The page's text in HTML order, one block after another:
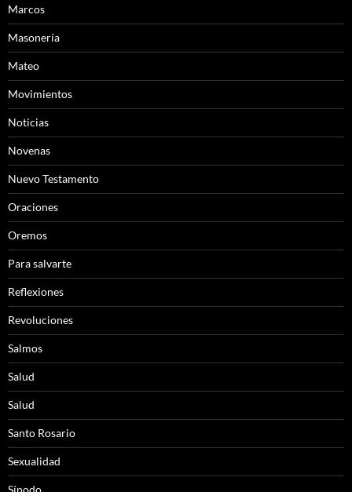
Marcos
Masonería
Mateo
Movimientos
Noticias
Novenas
Nuevo Testamento
Oraciones
Oremos
Para salvarte
Reflexiones
Revoluciones
Salmos
Salud
Salud
Santo Rosario
Sexualidad